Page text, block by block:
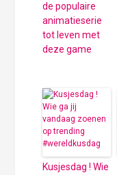
de populaire
animatieserie
tot leven met
deze game
Kusjesdag ! Wie